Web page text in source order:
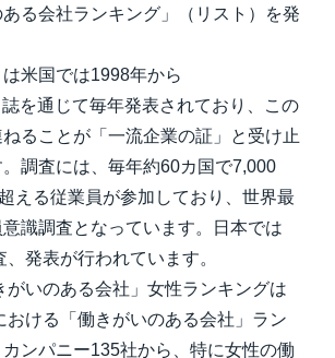
る会社ランキング」（リスト）を発
米国では1998年から
誌を通じて毎年発表されており、この
ることが「一流企業の証」と受け止
調査には、毎年約60カ国で7,000
える従業員が参加しており、世界最
識調査となっています。日本では
発表が行われています。
がいのある会社」女性ランキングは
おける「働きがいのある会社」ラン
ンパニー135社から、特に女性の働